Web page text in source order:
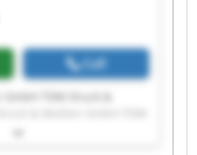
Call
TDM Druck & Medien